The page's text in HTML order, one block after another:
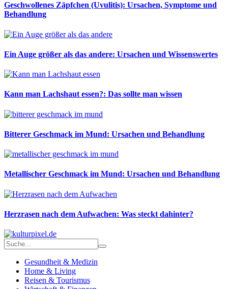
Geschwollenes Zäpfchen (Uvulitis): Ursachen, Symptome und
Behandlung
Ein Auge größer als das andere: Ursachen und Wissenswertes
Kann man Lachshaut essen?: Das sollte man wissen
Bitterer Geschmack im Mund: Ursachen und Behandlung
Metallischer Geschmack im Mund: Ursachen und Behandlung
Herzrasen nach dem Aufwachen: Was steckt dahinter?
Gesundheit & Medizin
Home & Living
Reisen & Tourismus